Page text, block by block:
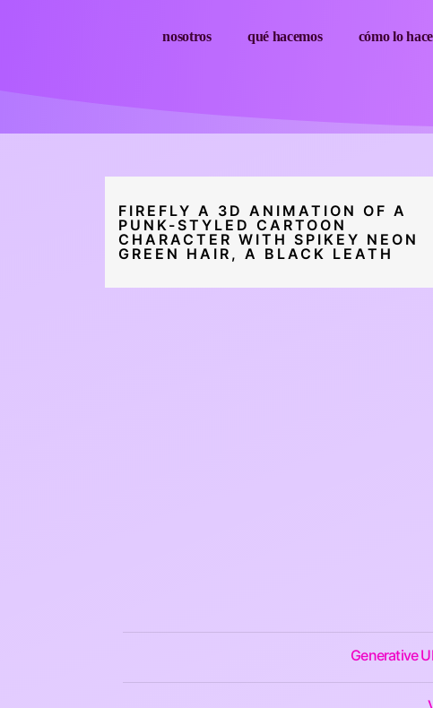
nosotros qué hacemos cómo lo
FIREFLY A 3D ANIMATION OF A
PUNK-STYLED CARTOON
CHARACTER WITH SPIKEY NEON
GREEN HAIR, A BLACK LEATH
Generative